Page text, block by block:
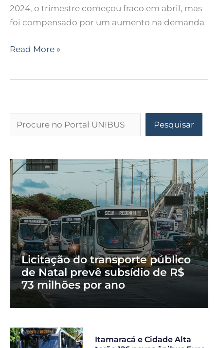
2024, o trimestre começou fraco em abril, mas
foi compensado por um aumento na demanda
Read More »
Pesquisar
Licitação do transporte público
de Natal prevê subsídio de R$
73 milhões por ano
Itamaracá e Cidade Alta